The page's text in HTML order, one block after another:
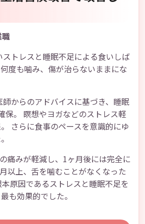
トレスと睡眠不足による食いしば
度も噛み、傷が治らないままにな
からのアドバイスに基づき、睡眠
保。 瞑想やヨガなどのストレス軽
さらに食事のペースを意識的にゆ
痛みが軽減し、1ヶ月後には完全に
以上、舌を噛むことがなくなった
原因であるストレスと睡眠不足を
も効果的でした。